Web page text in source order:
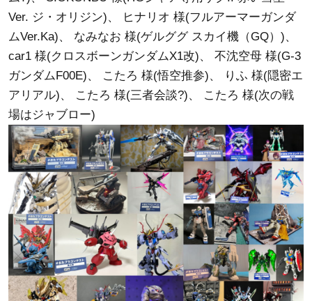
Ver. ジ・オリジン)、
ヒナリオ 様(フルアーマーガンダ
ムVer.Ka)、 なみなお 様(ゲルググ スカイ機（GQ）)、
car1 様(クロスボーンガンダムX1改)、不沈空母 様(G-3
ガンダムF00E)、 こたろ 様(悟空推参)、
りふ 様(隠密エ
アリアル)、 こたろ 様(三者会談?)、 こたろ 様(次の戦
場はジャブロー)